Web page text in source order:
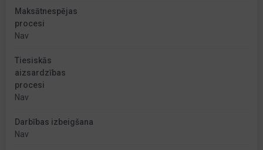
Maksātnespējas
procesi
Nav
Tiesiskās
aizsardzības
procesi
Nav
Darbības izbeigšana
Nav